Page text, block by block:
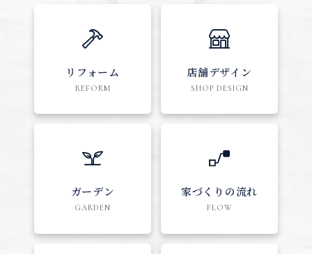
リフォーム
REFORM
店舗デザイン
SHOP DESIGN
ガーデン
GARDEN
家づくりの流れ
FLOW